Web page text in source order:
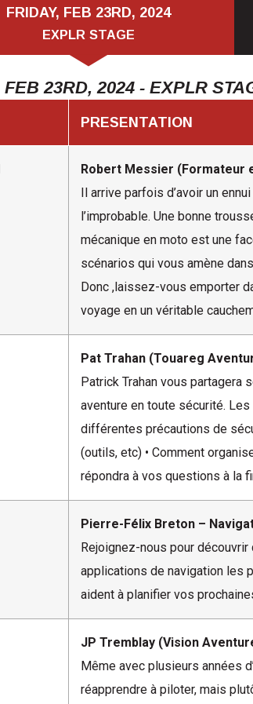
FRIDAY, FEB 23RD, 2024
EXPLR STAGE
FEB 23RD, 2024 - EXPLR
PRESENTATION
Robert Messier (Formateur
Il arrive parfois d’avoir un
l’improbable. Une bonne
mécanique en moto est une
scénarios qui vous amène
Donc ,laissez-vous emporter
voyage en un véritable
Pat Trahan (Touareg
Patrick Trahan vous partagera
aventure en toute sécurité.
différentes précautions de
(outils, etc) • Comment
répondra à vos questions à la
Pierre-Félix Breton –
Rejoignez-nous pour
applications de navigation les
aident à planifier vos
JP Tremblay (Vision
Même avec plusieurs années
réapprendre à piloter, mais